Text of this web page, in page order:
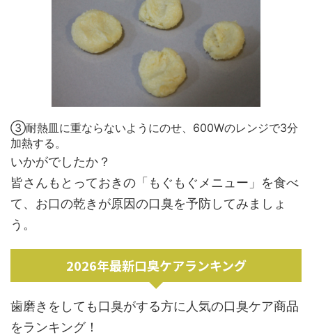
③耐熱皿に重ならないようにのせ、600Wのレンジで3分
加熱する。
いかがでしたか？
皆さんもとっておきの「もぐもぐメニュー」を食べ
て、お口の乾きが原因の口臭を予防してみましょ
う。
2026年最新口臭ケアランキング
歯磨きをしても口臭がする方に人気の口臭ケア商品
をランキング！